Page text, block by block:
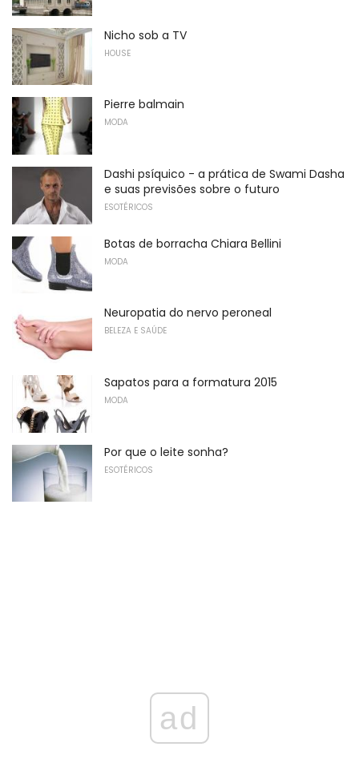
Nicho sob a TV
HOUSE
Pierre balmain
MODA
Dashi psíquico - a prática de Swami Dasha
e suas previsões sobre o futuro
ESOTÉRICOS
Botas de borracha Chiara Bellini
MODA
Neuropatia do nervo peroneal
BELEZA E SAÚDE
Sapatos para a formatura 2015
MODA
Por que o leite sonha?
ESOTÉRICOS
ad